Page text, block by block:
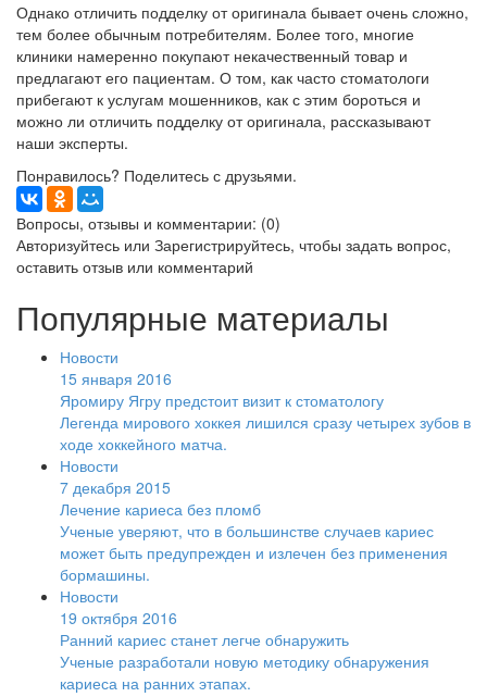
Однако отличить подделку от оригинала бывает очень сложно,
тем более обычным потребителям. Более того, многие
клиники намеренно покупают некачественный товар и
предлагают его пациентам. О том, как часто стоматологи
прибегают к услугам мошенников, как с этим бороться и
можно ли отличить подделку от оригинала, рассказывают
наши эксперты.
Понравилось? Поделитесь с друзьями.
Вопросы, отзывы и комментарии: (0)
Авторизуйтесь или Зарегистрируйтесь, чтобы задать вопрос,
оставить отзыв или комментарий
Популярные материалы
Новости
15 января 2016
Яромиру Ягру предстоит визит к стоматологу
Легенда мирового хоккея лишился сразу четырех зубов в
ходе хоккейного матча.
Новости
7 декабря 2015
Лечение кариеса без пломб
Ученые уверяют, что в большинстве случаев кариес
может быть предупрежден и излечен без применения
бормашины.
Новости
19 октября 2016
Ранний кариес станет легче обнаружить
Ученые разработали новую методику обнаружения
кариеса на ранних этапах.